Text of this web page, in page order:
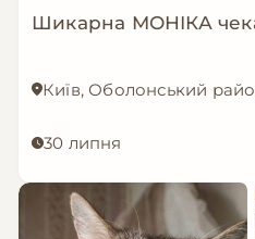
Шикарна МОНІКА
Київ, Оболонський
30 липня